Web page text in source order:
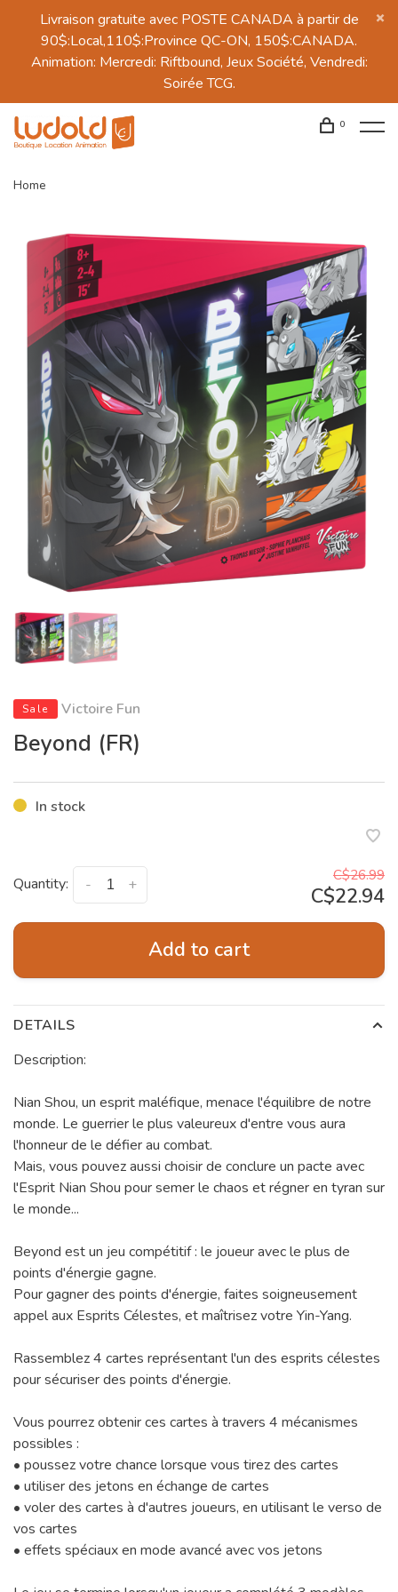
Livraison gratuite avec POSTE CANADA à partir de
90$:Local,110$:Province QC-ON, 150$:CANADA.
Animation: Mercredi: Riftbound, Jeux Société, Vendredi:
Soirée TCG.
0
Home
Sale Victoire Fun
Beyond (FR)
In stock
Quantity: +
-
C$26.99
C$22.94
Add to cart
DETAILS
Description:
Nian Shou, un esprit maléfique, menace l'équilibre de notre
monde. Le guerrier le plus valeureux d'entre vous aura
l'honneur de le défier au combat.
Mais, vous pouvez aussi choisir de conclure un pacte avec
l'Esprit Nian Shou pour semer le chaos et régner en tyran sur
le monde...
Beyond est un jeu compétitif : le joueur avec le plus de
points d'énergie gagne.
Pour gagner des points d'énergie, faites soigneusement
appel aux Esprits Célestes, et maîtrisez votre Yin-Yang.
Rassemblez 4 cartes représentant l'un des esprits célestes
pour sécuriser des points d'énergie.
Vous pourrez obtenir ces cartes à travers 4 mécanismes
possibles :
• poussez votre chance lorsque vous tirez des cartes
• utiliser des jetons en échange de cartes
• voler des cartes à d'autres joueurs, en utilisant le verso de
vos cartes
• effets spéciaux en mode avancé avec vos jetons